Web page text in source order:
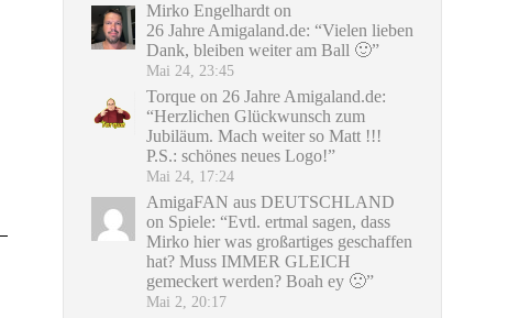
Mirko Engelhardt on
26 Jahre Amigaland.de: “Vielen lieben
Dank, bleiben weiter am Ball 🙂”
Mai 24, 23:45
Torque on 26 Jahre Amigaland.de:
“Herzlichen Glückwunsch zum
Jubiläum. Mach weiter so Matt !!!
P.S.: schönes neues Logo!”
Mai 24, 17:24
AmigaFAN aus DEUTSCHLAND
on Spiele: “Evtl. ertmal sagen, dass
Mirko hier was großartiges geschaffen
hat? Muss IMMER GLEICH
gemeckert werden? Boah ey 🙁”
Mai 2, 20:17